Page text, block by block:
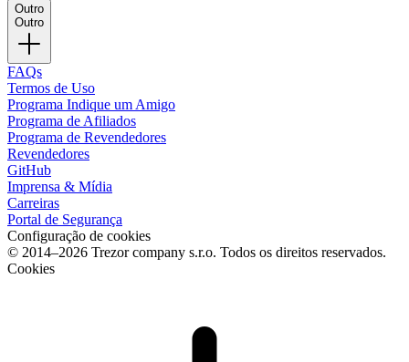
Outro
Outro
FAQs
Termos de Uso
Programa Indique um Amigo
Programa de Afiliados
Programa de Revendedores
Revendedores
GitHub
Imprensa & Mídia
Carreiras
Portal de Segurança
Configuração de cookies
© 2014–2026 Trezor company s.r.o. Todos os direitos reservados.
Cookies